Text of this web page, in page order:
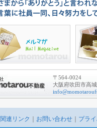
〒564-0024
大阪府吹田市高
関連リンク お問い合わせ プラ